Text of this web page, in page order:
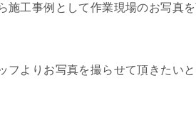
施工事例として作業現場のお写真
フよりお写真を撮らせて頂きたい